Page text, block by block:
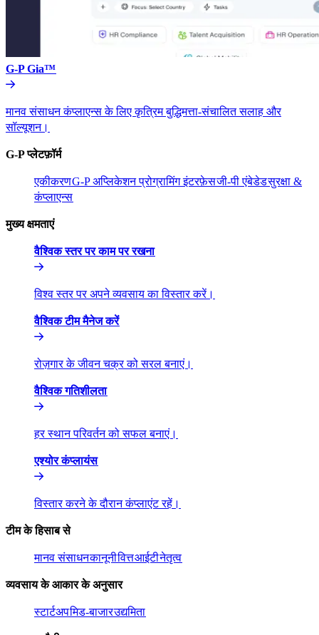
G-P Gia™​​
मानव संसाधन कंप्लाएन्स के लिए कृत्रिम बुद्धिमत्ता-संचालित सलाह और
सॉल्यूशन।​​
G-P प्लेटफ़ॉर्म​​
एकीकरण​​G-P अप्लिकेशन प्रोग्रामिंग इंटरफ़ेस​​जी-पी एंबेडेड​​सुरक्षा &
कंप्लाएन्स​​
मुख्य क्षमताएं​​
वैश्विक स्तर पर काम पर रखना​​
विश्व स्तर पर अपने व्यवसाय का विस्तार करें।​​
वैश्विक टीम मैनेज करें​​
रोज़गार के जीवन चक्र को सरल बनाएं।​​
वैश्विक गतिशीलता​​
हर स्थान परिवर्तन को सफल बनाएं।​​
एश्योर कंप्लायंस​​
विस्तार करने के दौरान कंप्लाएंट रहें।​​
टीम के हिसाब से​​
मानव संसाधन​​कानूनी​​वित्त​​आईटी​​नेतृत्व​​
व्यवसाय के आकार के अनुसार​​
स्टार्टअप​​मिड-बाजार​​उद्यमिता​​